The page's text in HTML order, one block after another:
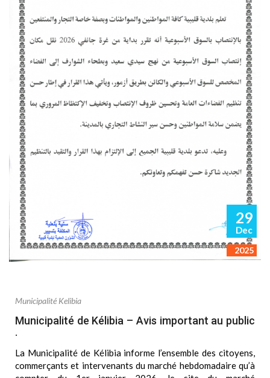
29
Dec
2025
Municipalité Kelibia
Municipalité de Kélibia – Avis important au public
.
La Municipalité de Kélibia informe l’ensemble des citoyens,
commerçants et intervenants du marché hebdomadaire qu’à